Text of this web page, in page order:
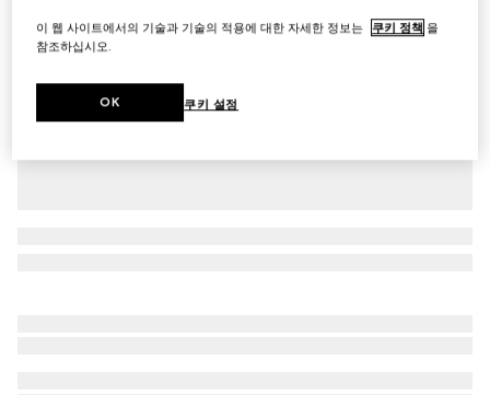
이 웹 사이트에서의 기술과 기술의 적용에 대한 자세한 정보는 쿠키 정책 을
참조하십시오.
쿠키 설정
OK